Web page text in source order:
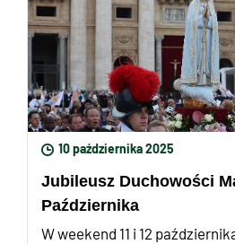
10 października 2025
Jubileusz Duchowości
Października
W weekend 11 i 12